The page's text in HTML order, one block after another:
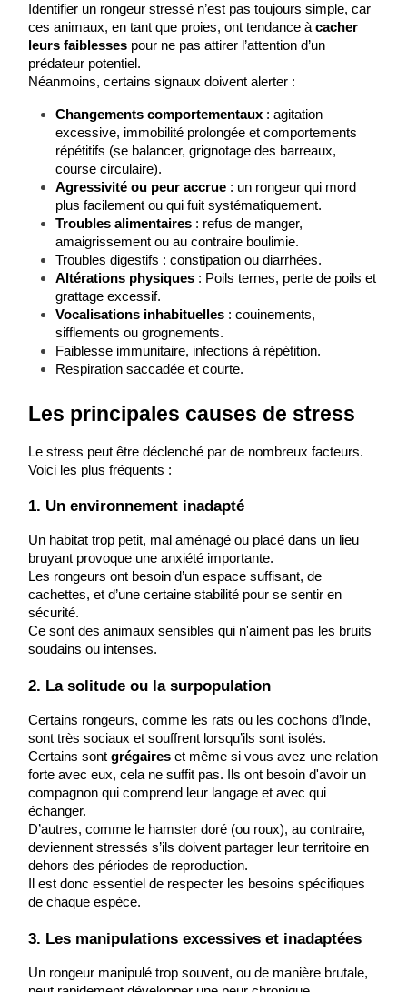
Identifier un rongeur stressé n’est pas toujours simple, car
ces animaux, en tant que proies, ont tendance à cacher
leurs faiblesses pour ne pas attirer l’attention d’un
prédateur potentiel.
Néanmoins, certains signaux doivent alerter :
Changements comportementaux : agitation
excessive, immobilité prolongée et comportements
répétitifs (se balancer, grignotage des barreaux,
course circulaire).
Agressivité ou peur accrue : un rongeur qui mord
plus facilement ou qui fuit systématiquement.
Troubles alimentaires : refus de manger,
amaigrissement ou au contraire boulimie.
Troubles digestifs : constipation ou diarrhées.
Altérations physiques : Poils ternes, perte de poils et
grattage excessif.
Vocalisations inhabituelles : couinements,
sifflements ou grognements.
Faiblesse immunitaire, infections à répétition.
Respiration saccadée et courte.
Les principales causes de stress
Le stress peut être déclenché par de nombreux facteurs.
Voici les plus fréquents :
1. Un environnement inadapté
Un habitat trop petit, mal aménagé ou placé dans un lieu
bruyant provoque une anxiété importante.
Les rongeurs ont besoin d’un espace suffisant, de
cachettes, et d’une certaine stabilité pour se sentir en
sécurité.
Ce sont des animaux sensibles qui n'aiment pas les bruits
soudains ou intenses.
2. La solitude ou la surpopulation
Certains rongeurs, comme les rats ou les cochons d’Inde,
sont très sociaux et souffrent lorsqu’ils sont isolés.
Certains sont grégaires et même si vous avez une relation
forte avec eux, cela ne suffit pas. Ils ont besoin d'avoir un
compagnon qui comprend leur langage et avec qui
échanger.
D’autres, comme le hamster doré (ou roux), au contraire,
deviennent stressés s’ils doivent partager leur territoire en
dehors des périodes de reproduction.
Il est donc essentiel de respecter les besoins spécifiques
de chaque espèce.
3. Les manipulations excessives et inadaptées
Un rongeur manipulé trop souvent, ou de manière brutale,